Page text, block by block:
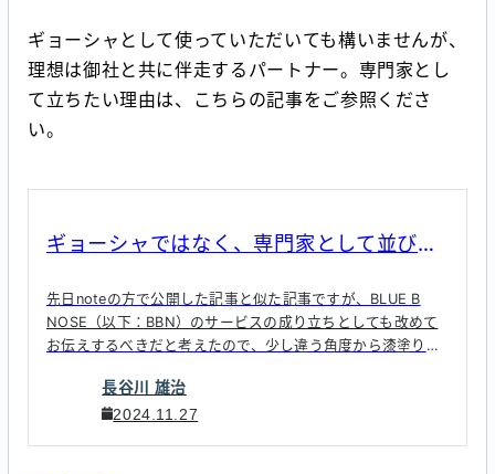
ギョーシャとして使っていただいても構いませんが、
理想は御社と共に伴走するパートナー。専門家とし
て立ちたい理由は、こちらの記事をご参照くださ
い。
ギョーシャではなく、専門家として並び立
先日noteの方で公開した記事と似た記事ですが、BLUE B
NOSE（以下：BBN）のサービスの成り立ちとしても改めて
お伝えするべきだと考えたので、少し違う角度から漆塗りと
積極的に関わることの大切さが、少しでも伝われば幸いで
長谷川 雄治
2024.11.27